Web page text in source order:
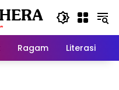
Ragam Literasi